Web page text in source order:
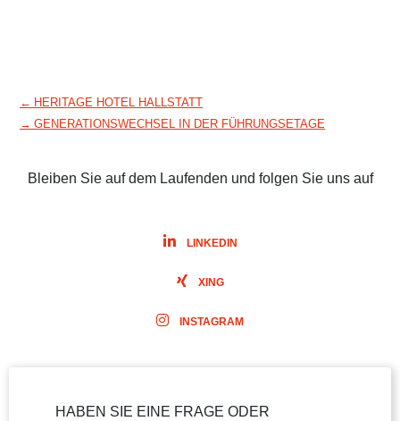
Beitragsnavigation
← HERITAGE HOTEL HALLSTATT
→ GENERATIONSWECHSEL IN DER FÜHRUNGSETAGE
Bleiben Sie auf dem Laufenden und folgen Sie uns auf
LINKEDIN
XING
INSTAGRAM
HABEN SIE EINE FRAGE ODER